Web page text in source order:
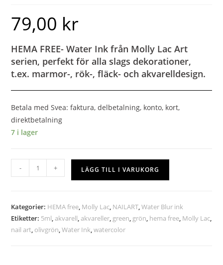
79,00 kr
HEMA FREE- Water Ink från Molly Lac Art
serien, perfekt för alla slags dekorationer,
t.ex. marmor-, rök-, fläck- och akvarelldesign.
Betala med Svea: faktura, delbetalning, konto, kort,
direktbetalning
7 i lager
- + LÄGG TILL I VARUKORG
Kategorier: HEMA free, Molly Lac, NAILART,Water Blur ink
Etiketter: 5ml,akvarell,akvareller, green, grön, hema free, Molly Lac,
nail art, olivgrön,Water Ink,watercolor